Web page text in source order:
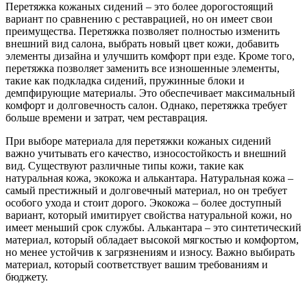
Перетяжка кожаных сидений – это более дорогостоящий
вариант по сравнению с реставрацией, но он имеет свои
преимущества. Перетяжка позволяет полностью изменить
внешний вид салона, выбрать новый цвет кожи, добавить
элементы дизайна и улучшить комфорт при езде. Кроме того,
перетяжка позволяет заменить все изношенные элементы,
такие как подкладка сидений, пружинные блоки и
демпфирующие материалы. Это обеспечивает максимальный
комфорт и долговечность салон. Однако, перетяжка требует
больше времени и затрат, чем реставрация.
При выборе материала для перетяжки кожаных сидений
важно учитывать его качество, износостойкость и внешний
вид. Существуют различные типы кожи, такие как
натуральная кожа, экокожа и алькантара. Натуральная кожа –
самый престижный и долговечный материал, но он требует
особого ухода и стоит дорого. Экокожа – более доступный
вариант, который имитирует свойства натуральной кожи, но
имеет меньший срок службы. Алькантара – это синтетический
материал, который обладает высокой мягкостью и комфортом,
но менее устойчив к загрязнениям и износу. Важно выбирать
материал, который соответствует вашим требованиям и
бюджету.